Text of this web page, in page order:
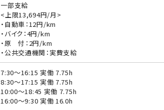
一部支給
<上限13,694円/月>
・自動車：12円/km
・バイク：4円/km
・原 付：2円/km
・公共交通機関：実費支給
7:30〜16:15 実働 7.75h
8:30〜17:15 実働 7.75h
10:00〜18:45 実働 7.75h
16:00〜9:30 実働 16.0h